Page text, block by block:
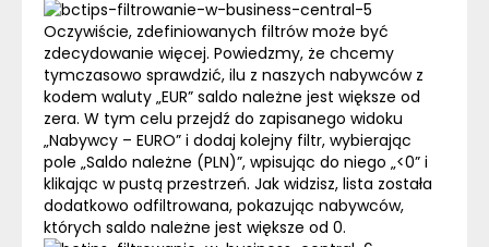
Oczywiście, zdefiniowanych filtrów może być
zdecydowanie więcej. Powiedzmy, że chcemy
tymczasowo sprawdzić, ilu z naszych nabywców z
kodem waluty „EUR” saldo należne jest większe od
zera. W tym celu przejdź do zapisanego widoku
„Nabywcy – EURO” i dodaj kolejny filtr, wybierając
pole „Saldo należne (PLN)”, wpisując do niego „<0” i
klikając w pustą przestrzeń. Jak widzisz, lista została
dodatkowo odfiltrowana, pokazując nabywców,
których saldo należne jest większe od 0.